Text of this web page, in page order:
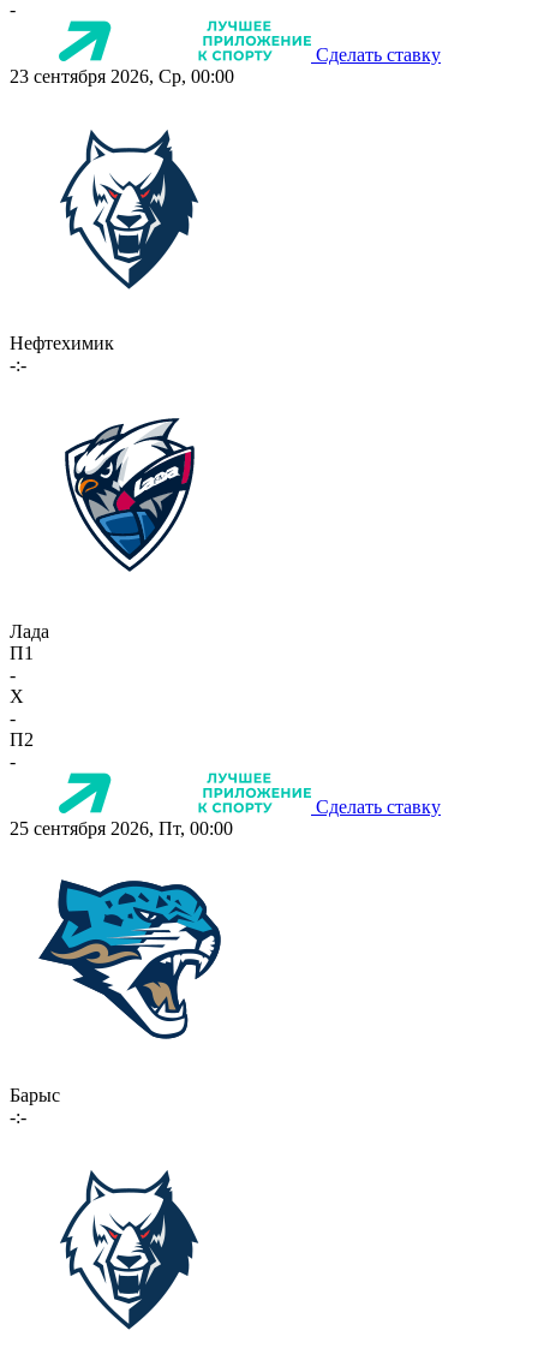
-
Сделать ставку
23 сентября 2026, Ср, 00:00
Нефтехимик
-:-
Лада
П1
-
X
-
П2
-
Сделать ставку
25 сентября 2026, Пт, 00:00
Барыс
-:-